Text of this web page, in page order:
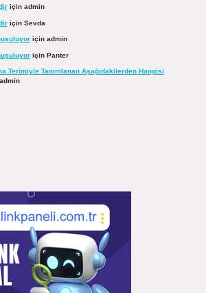
için admin
için Sevda
için admin
için Panter
Terimiyle Tanımlanan Aşağıdakilerden Hangisi
admin